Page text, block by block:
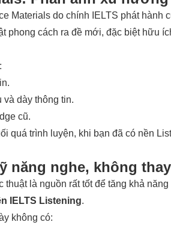
Materials do chính IELTS phát hành
phong cách ra đề mới, đặc biệt hữu
và dày thông tin.
cũ.
quá trình luyện, khi bạn đã có nền
năng nghe, không
là nguồn rất tốt để tăng khả
IELTS Listening.
không có: